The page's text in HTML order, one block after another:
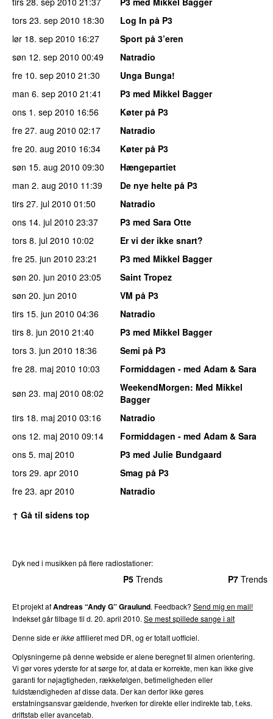
tors 23. sep 2010 18:30
Log In på P3
lør 18. sep 2010 16:27
Sport på 3’eren
søn 12. sep 2010 00:49
Natradio
fre 10. sep 2010 21:30
Unga Bunga!
man 6. sep 2010 21:41
P3 med Mikkel Bagger
ons 1. sep 2010 16:56
Køter på P3
fre 27. aug 2010 02:17
Natradio
fre 20. aug 2010 16:34
Køter på P3
søn 15. aug 2010 09:30
Hængepartiet
man 2. aug 2010 11:39
De nye helte på P3
tirs 27. jul 2010 01:50
Natradio
ons 14. jul 2010 23:37
P3 med Sara Otte
tors 8. jul 2010 10:02
Er vi der ikke snart?
fre 25. jun 2010 23:21
P3 med Mikkel Bagger
søn 20. jun 2010 23:05
Saint Tropez
søn 20. jun 2010
VM på P3
tirs 15. jun 2010 04:36
Natradio
tirs 8. jun 2010 21:40
P3 med Mikkel Bagger
tors 3. jun 2010 18:36
Semi på P3
fre 28. maj 2010 10:03
Formiddagen - med Adam & Sara
søn 23. maj 2010 08:02 WeekendMorgen: Med Mikkel
Bagger
tirs 18. maj 2010 03:16
Natradio
ons 12. maj 2010 09:14
Formiddagen - med Adam & Sara
ons 5. maj 2010
P3 med Julie Bundgaard
tors 29. apr 2010
Smag på P3
fre 23. apr 2010
Natradio
↑ Gå til sidens top
Dyk ned i musikken på flere radiostationer:
P5 Trends P7 Trends
Et projekt afAndreas “Andy G” Graulund. Feedback? Send mig en mail!
Indekset går tilbage til d. 20. april 2010. Se mest spillede sange i alt
Denne side erikkeaffilieret med DR, og er totalt uofficiel.
Oplysningerne på denne webside er alene beregnet til almen orientering.
Vi gør vores yderste for at sørge for, at data er korrekte, men kan ikke give
garanti for nøjagtigheden, rækkefølgen, betimeligheden eller
fuldstændigheden af disse data. Der kan derfor ikke gøres
erstatningsansvar gældende, hverken for direkte eller indirekte tab, f.eks.
driftstab eller avancetab.